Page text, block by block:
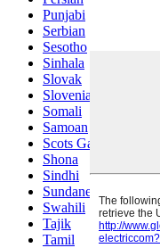
Punjabi
Serbian
Sesotho
Sinhala
Slovak
Slovenian
Somali
Samoan
Scots Gaelic
Shona
Sindhi
Sundanese
Swahili
Tajik
Tamil